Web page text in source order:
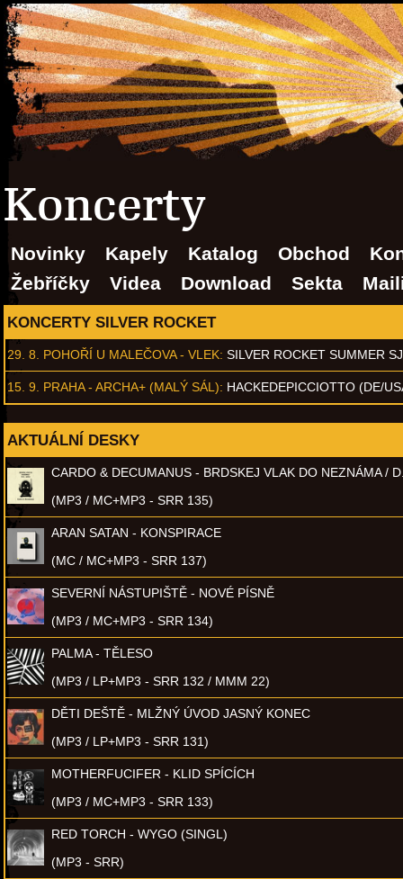
Koncerty
Novinky Kapely Katalog Obchod
Žebříčky
Videa Download Sekta
KONCERTY SILVER ROCKET
29. 8. POHOŘÍ U MALEČOVA - VLEK: SILVER ROCKET SUMMER
15. 9. PRAHA - ARCHA+ (MALÝ SÁL): HACKEDEPICCIOTTO (DE/
AKTUÁLNÍ DESKY
CARDO & DECUMANUS - BRDSKEJ VLAK DO NEZNÁMA /
(MP3 / MC+MP3 - SRR 135)
ARAN SATAN - KONSPIRACE
(MC / MC+MP3 - SRR 137)
SEVERNÍ NÁSTUPIŠTĚ - NOVÉ PÍSNĚ
(MP3 / MC+MP3 - SRR 134)
PALMA - TĚLESO
(MP3 / LP+MP3 - SRR 132 / MMM 22)
DĚTI DEŠTĚ - MLŽNÝ ÚVOD JASNÝ KONEC
(MP3 / LP+MP3 - SRR 131)
MOTHERFUCIFER - KLID SPÍCÍCH
(MP3 / MC+MP3 - SRR 133)
RED TORCH - WYGO (SINGL)
(MP3 - SRR)